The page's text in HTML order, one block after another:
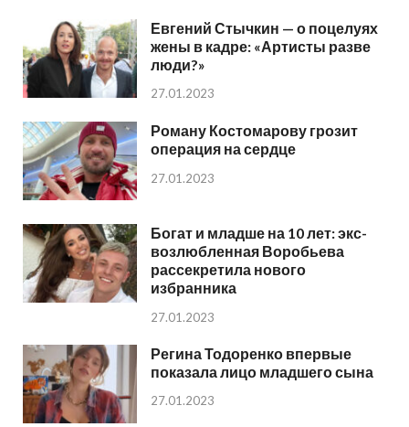
Евгений Стычкин — о поцелуях
жены в кадре: «Артисты разве
люди?»
27.01.2023
Роману Костомарову грозит
операция на сердце
27.01.2023
Богат и младше на 10 лет: экс-
возлюбленная Воробьева
рассекретила нового
избранника
27.01.2023
Регина Тодоренко впервые
показала лицо младшего сына
27.01.2023